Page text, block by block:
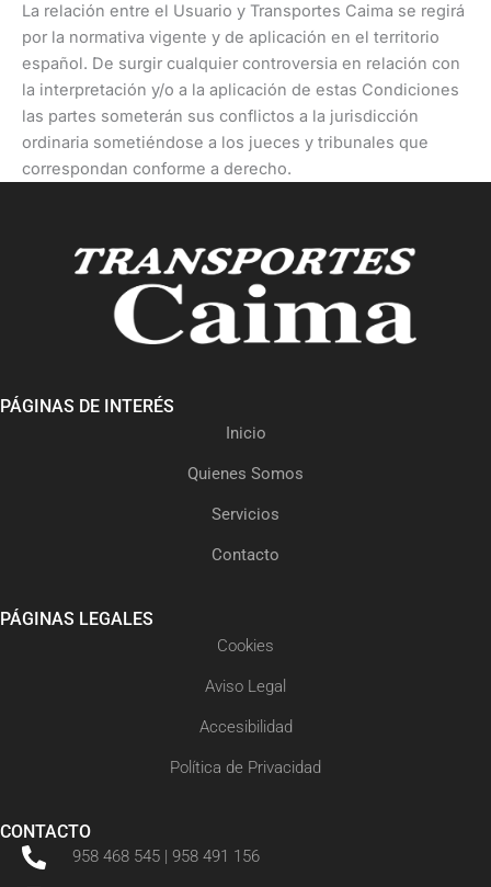
La relación entre el Usuario y Transportes Caima se regirá
por la normativa vigente y de aplicación en el territorio
español. De surgir cualquier controversia en relación con
la interpretación y/o a la aplicación de estas Condiciones
las partes someterán sus conflictos a la jurisdicción
ordinaria sometiéndose a los jueces y tribunales que
correspondan conforme a derecho.
PÁGINAS DE INTERÉS
Inicio
Quienes Somos
Servicios
Contacto
PÁGINAS LEGALES
Cookies
Aviso Legal
Accesibilidad
Política de Privacidad
CONTACTO
958 468 545 | 958 491 156